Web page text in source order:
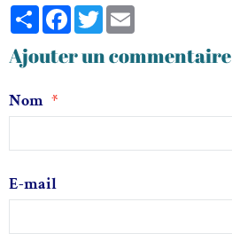
PartagerFacebook
Twitter
Ajouter un commentaire
Nom
E-mail